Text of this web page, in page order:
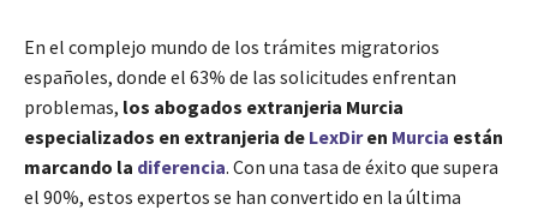
En el complejo mundo de los trámites migratorios
españoles, donde el 63% de las solicitudes enfrentan
problemas, los abogados extranjeria Murcia
especializados en extranjeria de LexDiren Murcia están
marcando la diferencia. Con una tasa de éxito que supera
el 90%, estos expertos se han convertido en la última